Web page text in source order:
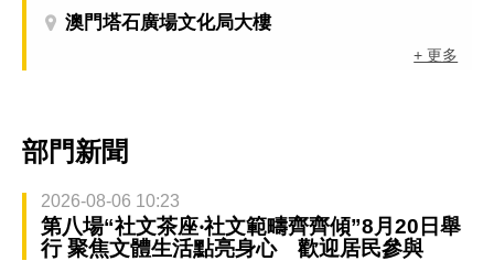
澳門塔石廣場文化局大樓
+ 更多
部門新聞
2026-08-06 10:23
第八場“社文茶座‧社文範疇齊齊傾”8月20日舉
行 聚焦文體生活點亮身心 歡迎居民參與